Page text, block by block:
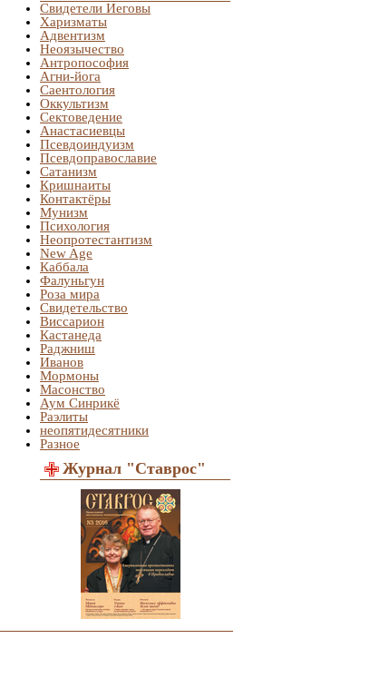
Свидетели Иеговы
Харизматы
Адвентизм
Неоязычество
Антропософия
Агни-йога
Саентология
Оккультизм
Сектоведение
Анастасиевцы
Псевдоиндуизм
Псевдоправославие
Сатанизм
Кришнаиты
Контактёры
Мунизм
Психология
Неопротестантизм
New Age
Каббала
Фалуньгун
Роза мира
Свидетельство
Виссарион
Кастанеда
Раджниш
Иванов
Мормоны
Масонство
Аум Синрикё
Раэлиты
неопятидесятники
Разное
Журнал "Ставрос"